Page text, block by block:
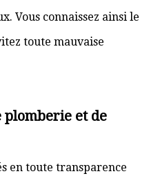
Vous connaissez ainsi le
toute mauvaise
plomberie et de
en toute transparence